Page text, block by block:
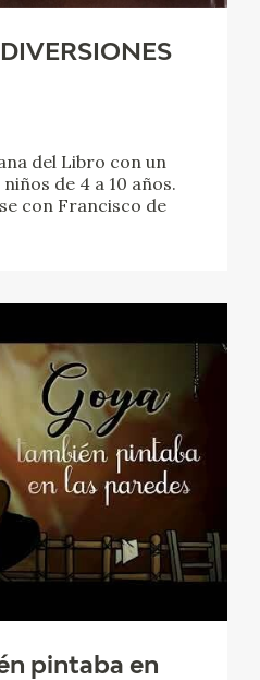
del Libro con un
de 4 a 10 años.
con Francisco de
pintaba en